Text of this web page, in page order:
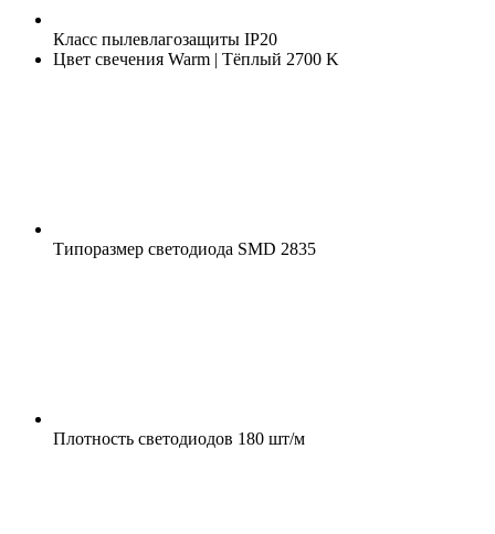
Класс пылевлагозащиты IP20
Цвет свечения Warm | Тёплый 2700 K
Типоразмер светодиода SMD 2835
Плотность светодиодов 180 шт/м